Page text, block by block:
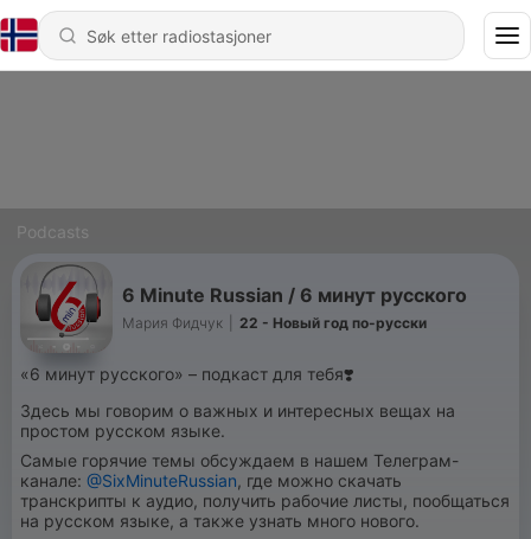
Podcasts
6 Minute Russian / 6 минут русского
Мария Фидчук 22 - Новый год по-русски
«6 минут русского» – подкаст для тебя❣️
Здесь мы говорим о важных и интересных вещах на
простом русском языке.
Самые горячие темы обсуждаем в нашем Телеграм-
канале: @SixMinuteRussian, где можно скачать
транскрипты к аудио, получить рабочие листы, пообщаться
на русском языке, а также узнать много нового.